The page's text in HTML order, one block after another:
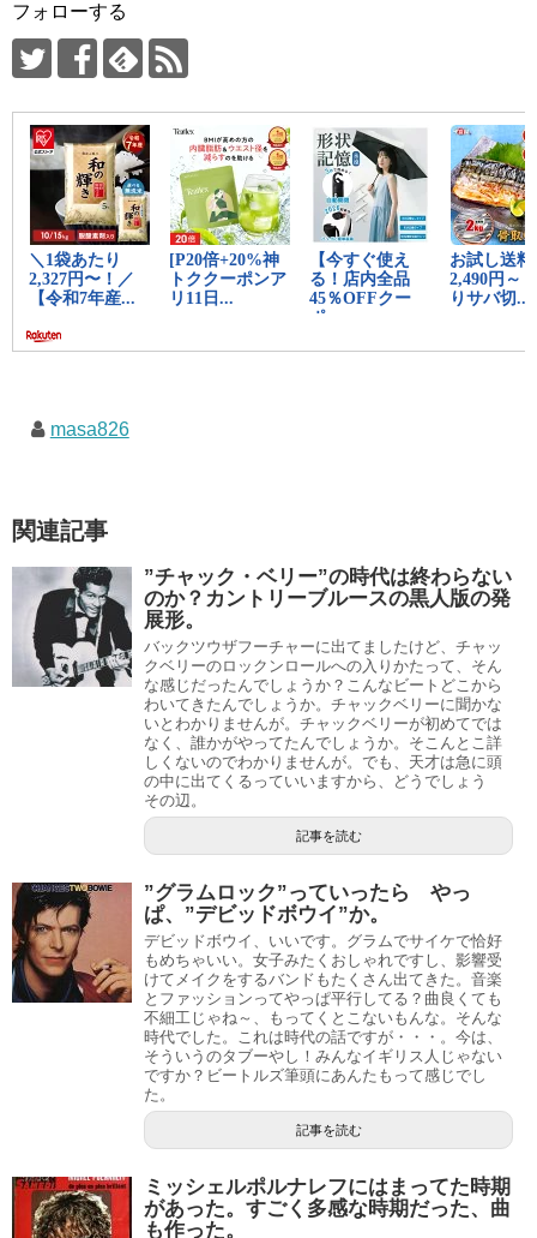
フォローする
masa826
関連記事
”チャック・ベリー”の時代は終わらない
のか？カントリーブルースの黒人版の発
展形。
バックツウザフーチャーに出てましたけど、チャッ
クベリーのロックンロールへの入りかたって、そん
な感じだったんでしょうか？こんなビートどこから
わいてきたんでしょうか。チャックベリーに聞かな
いとわかりませんが。チャックベリーが初めてでは
なく、誰かがやってたんでしょうか。そこんとこ詳
しくないのでわかりませんが。でも、天才は急に頭
の中に出てくるっていいますから、どうでしょう
その辺。
記事を読む
”グラムロック”っていったら やっ
ぱ、”デビッドボウイ”か。
デビッドボウイ、いいです。グラムでサイケで恰好
もめちゃいい。女子みたくおしゃれですし、影響受
けてメイクをするバンドもたくさん出てきた。音楽
とファッションってやっぱ平行してる？曲良くても
不細工じゃね～、もってくとこないもんな。そんな
時代でした。これは時代の話ですが・・・。今は、
そういうのタブーやし！みんなイギリス人じゃない
ですか？ビートルズ筆頭にあんたもって感じでし
た。
記事を読む
ミッシェルポルナレフにはまってた時期
があった。すごく多感な時期だった、曲
も作った。